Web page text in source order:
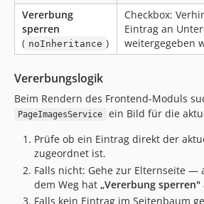
Vererbung
sperren
( noInheritance )
Checkbox:
Eintrag an
weitergegeben
Vererbungslogik
Beim Rendern des Frontend-Moduls
PageImagesService
ein Bild für die
Prüfe ob ein Eintrag direkt der
zugeordnet ist.
Falls nicht: Gehe zur Elternseite —
dem Weg hat „Vererbung sperren"
Falls kein Eintrag im Seitenbaum